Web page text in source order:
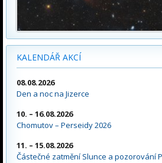
KALENDÁŘ AKCÍ
08.08.2026
Den a noc na Jizerce
10. – 16.08.2026
Chomutov – Perseidy 2026
11. – 15.08.2026
Částečné zatmění Slunce a pozorování